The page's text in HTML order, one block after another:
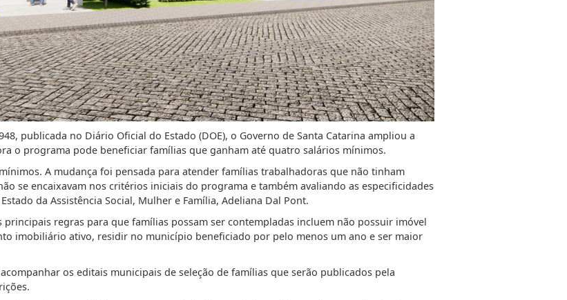
publicada no Diário Oficial do Estado (DOE), o Governo de Santa Catarina ampliou a
o programa pode beneficiar famílias que ganham até quatro salários mínimos.
A mudança foi pensada para atender famílias trabalhadoras que não tinham
se encaixavam nos critérios iniciais do programa e também avaliando as especificidades
da Assistência Social, Mulher e Família, Adeliana Dal Pont.
regras para que famílias possam ser contempladas incluem não possuir imóvel
imobiliário ativo, residir no município beneficiado por pelo menos um ano e ser maior
os editais municipais de seleção de famílias que serão publicados pela